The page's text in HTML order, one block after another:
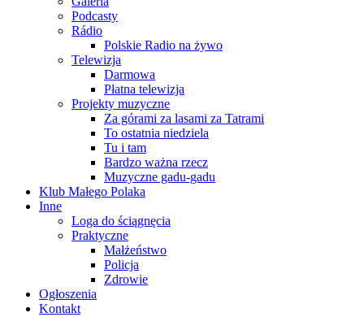
Podcasty
Rádio
Polskie Radio na żywo
Telewizja
Darmowa
Płatna telewizja
Projekty muzyczne
Za górami za lasami za Tatrami
To ostatnia niedziela
Tu i tam
Bardzo ważna rzecz
Muzyczne gadu-gadu
Klub Małego Polaka
Inne
Loga do ściągnęcia
Praktyczne
Małżeństwo
Policja
Zdrowie
Ogłoszenia
Kontakt